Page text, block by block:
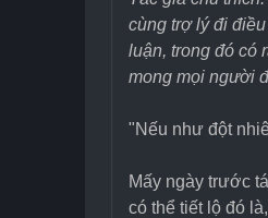
cùng trợ lý đi
luận, trong đó có
mong mọi người
"Nếu như đột
Mấy ngày trước
có thể tiết lộ đó